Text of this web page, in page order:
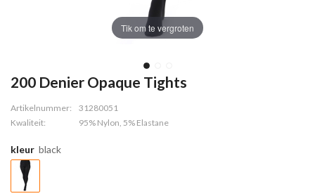
Tik om te vergroten
200 Denier Opaque Tights
Artikelnummer:
31280051
Kwaliteit:
95% Nylon, 5% Elastane
kleur black